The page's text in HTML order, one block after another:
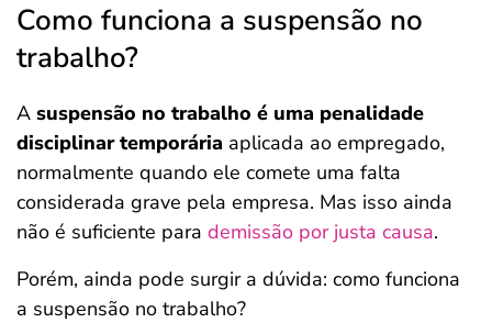
Como funciona a suspensão no
trabalho?
A suspensão no trabalho é uma penalidade
disciplinar temporária aplicada ao empregado,
normalmente quando ele comete uma falta
considerada grave pela empresa. Mas isso ainda
não é suficiente para demissão por justa causa.
Porém, ainda pode surgir a dúvida: como funciona
a suspensão no trabalho?